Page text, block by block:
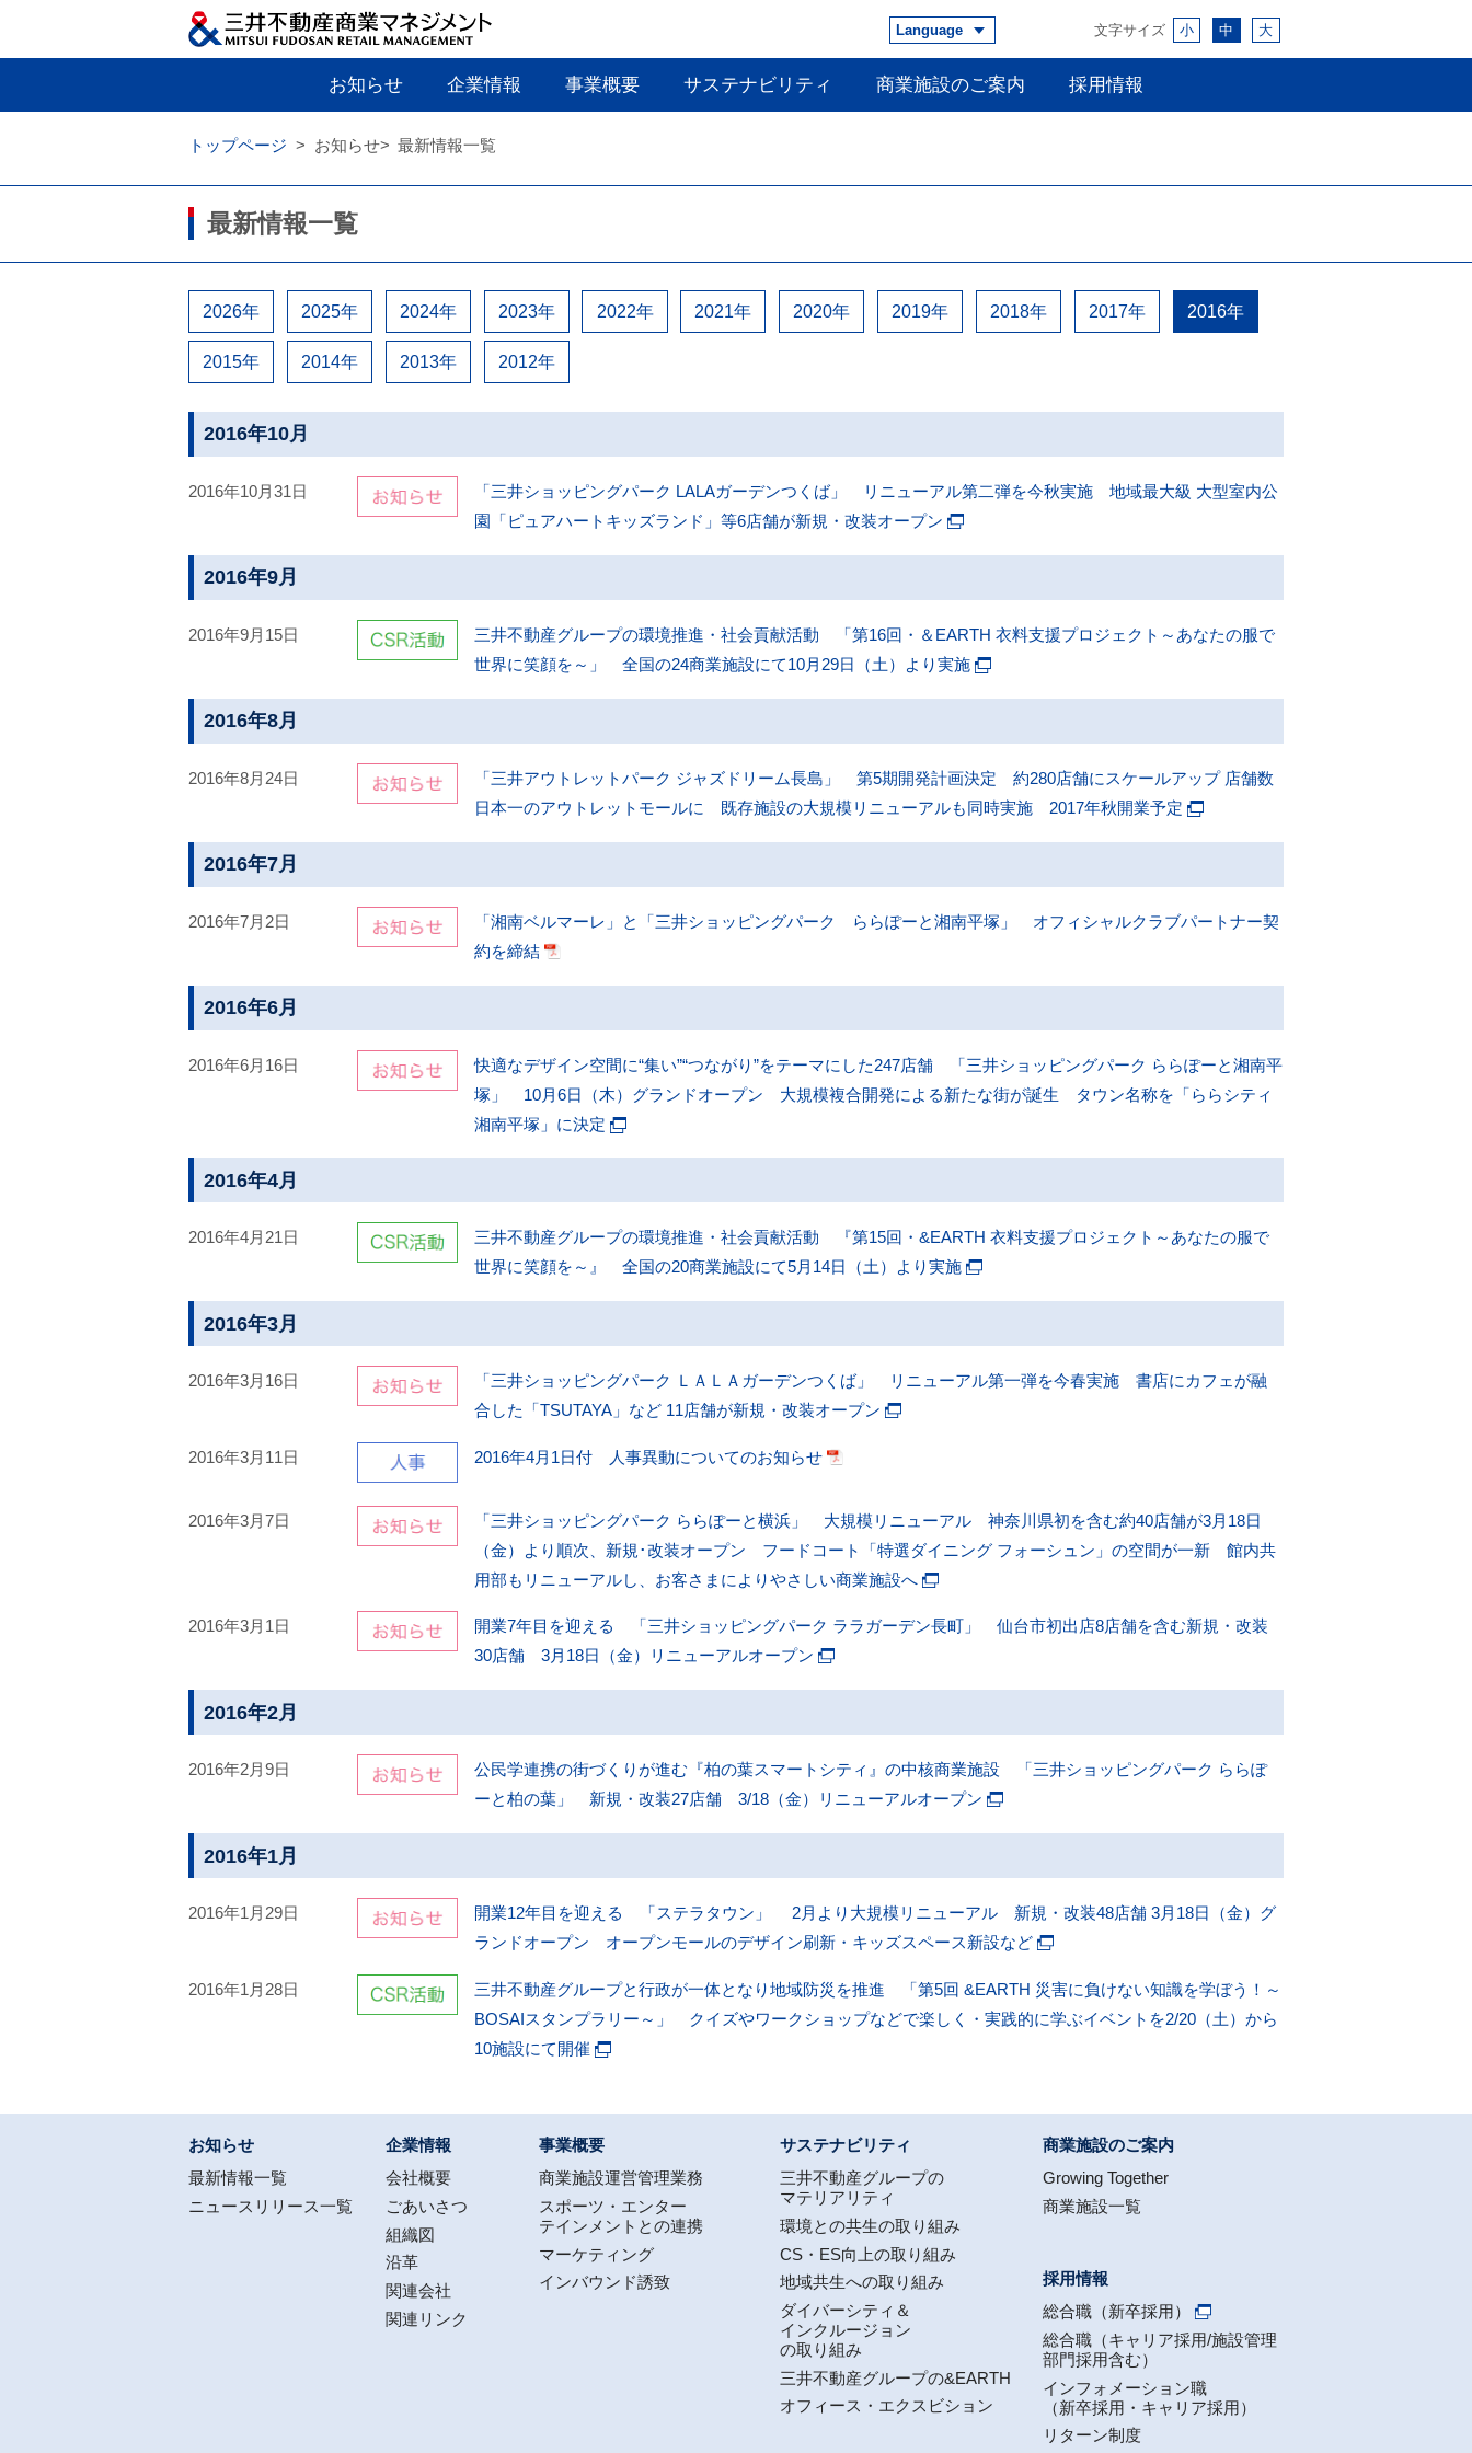
Language 文字サイズ 小 中 大
お知らせ 企業情報 事業概要 サステナビリティ 商業施設のご案内 採用情報
トップページ お知らせ 最新情報一覧
最新情報一覧
2026年 2025年 2024年 2023年 2022年 2021年 2020年 2019年 2018年 2017年 2016年
2015年 2014年 2013年 2012年
2016年10月
2016年10月31日
「三井ショッピングパーク LALAガーデンつくば」 リニューアル第二弾を今秋実施 地域最大級 大型室内公
園「ピュアハートキッズランド」等6店舗が新規・改装オープン
2016年9月
2016年9月15日
三井不動産グループの環境推進・社会貢献活動 「第16回・＆EARTH 衣料支援プロジェクト～あなたの服で
世界に笑顔を～」 全国の24商業施設にて10月29日（土）より実施
2016年8月
2016年8月24日
「三井アウトレットパーク ジャズドリーム長島」 第5期開発計画決定 約280店舗にスケールアップ 店舗数
日本一のアウトレットモールに 既存施設の大規模リニューアルも同時実施 2017年秋開業予定
2016年7月
2016年7月2日
「湘南ベルマーレ」と「三井ショッピングパーク ららぽーと湘南平塚」 オフィシャルクラブパートナー契
約を締結
2016年6月
2016年6月16日
快適なデザイン空間に“集い”“つながり”をテーマにした247店舗 「三井ショッピングパーク ららぽーと湘南平
塚」 10月6日（木）グランドオープン 大規模複合開発による新たな街が誕生 タウン名称を「ららシティ
湘南平塚」に決定
2016年4月
2016年4月21日
三井不動産グループの環境推進・社会貢献活動 『第15回・&EARTH 衣料支援プロジェクト～あなたの服で
世界に笑顔を～』 全国の20商業施設にて5月14日（土）より実施
2016年3月
2016年3月16日
「三井ショッピングパーク ＬＡＬＡガーデンつくば」 リニューアル第一弾を今春実施 書店にカフェが融
合した「TSUTAYA」など 11店舗が新規・改装オープン
2016年3月11日 2016年4月1日付 人事異動についてのお知らせ
2016年3月7日
「三井ショッピングパーク ららぽーと横浜」 大規模リニューアル 神奈川県初を含む約40店舗が3月18日
（金）より順次、新規･改装オープン フードコート「特選ダイニング フォーシュン」の空間が一新 館内共
用部もリニューアルし、お客さまによりやさしい商業施設へ
2016年3月1日
開業7年目を迎える 「三井ショッピングパーク ララガーデン長町」 仙台市初出店8店舗を含む新規・改装
30店舗 3月18日（金）リニューアルオープン
2016年2月
2016年2月9日
公民学連携の街づくりが進む『柏の葉スマートシティ』の中核商業施設 「三井ショッピングパーク ららぽ
ーと柏の葉」 新規・改装27店舗 3/18（金）リニューアルオープン
2016年1月
2016年1月29日
開業12年目を迎える 「ステラタウン」 2月より大規模リニューアル 新規・改装48店舗 3月18日（金）グ
ランドオープン オープンモールのデザイン刷新・キッズスペース新設など
2016年1月28日
三井不動産グループと行政が一体となり地域防災を推進 「第5回 &EARTH 災害に負けない知識を学ぼう！～
BOSAIスタンプラリー～」 クイズやワークショップなどで楽しく・実践的に学ぶイベントを2/20（土）から
10施設にて開催
お知らせ
最新情報一覧
ニュースリリース一覧
企業情報
会社概要
ごあいさつ
組織図
沿革
関連会社
関連リンク
事業概要
商業施設運営管理業務
スポーツ・エンター
テインメントとの連携
マーケティング
インバウンド誘致
サステナビリティ
三井不動産グループの
マテリアリティ
環境との共生の取り組み
CS・ES向上の取り組み
地域共生への取り組み
ダイバーシティ＆
インクルージョン
の取り組み
三井不動産グループの&EARTH
オフィース・エクスビション
商業施設のご案内
Growing Together
商業施設一覧
採用情報
総合職（新卒採用）
総合職（キャリア採用/施設管理
部門採用含む）
インフォメーション職
（新卒採用・キャリア採用）
リターン制度